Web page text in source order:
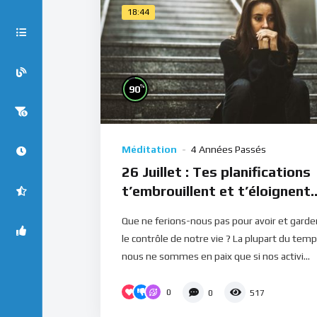
18:44
90%
Méditation 4 Années Passés
26 Juillet : Tes planifications
t’embrouillent et t’éloignent
Que ne ferions-nous pas pour avoir et
le contrôle de notre vie ? La plupart du
nous ne sommes en paix que si nos activi...
0 0 517